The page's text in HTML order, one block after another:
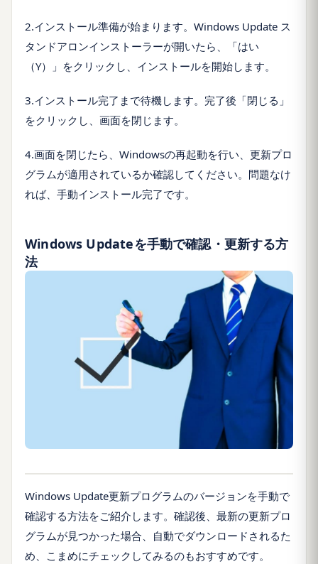
2.インストール準備が始まります。Windows Update ス
タンドアロンインストーラーが開いたら、「はい
（Y）」をクリックし、インストールを開始します。
3.インストール完了まで待機します。完了後「閉じる」
をクリックし、画面を閉じます。
4.画面を閉じたら、Windowsの再起動を行い、更新プロ
グラムが適用されているか確認してください。問題なけ
れば、手動インストール完了です。
Windows Updateを手動で確認・更新する方
法
Windows Update更新プログラムのバージョンを手動で
確認する方法をご紹介します。確認後、最新の更新プロ
グラムが見つかった場合、自動でダウンロードされるた
め、こまめにチェックしてみるのもおすすめです。